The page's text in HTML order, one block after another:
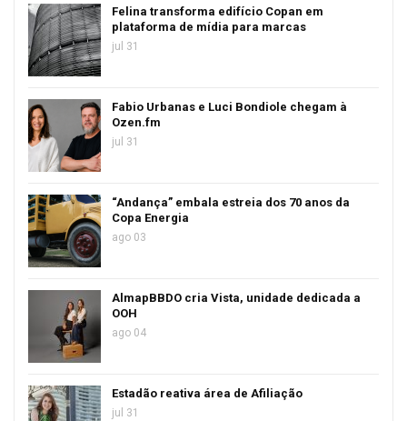
Felina transforma edifício Copan em
plataforma de mídia para marcas
jul 31
Fabio Urbanas e Luci Bondiole chegam à
Ozen.fm
jul 31
“Andança” embala estreia dos 70 anos da
Copa Energia
ago 03
AlmapBBDO cria Vista, unidade dedicada a
OOH
ago 04
Estadão reativa área de Afiliação
jul 31